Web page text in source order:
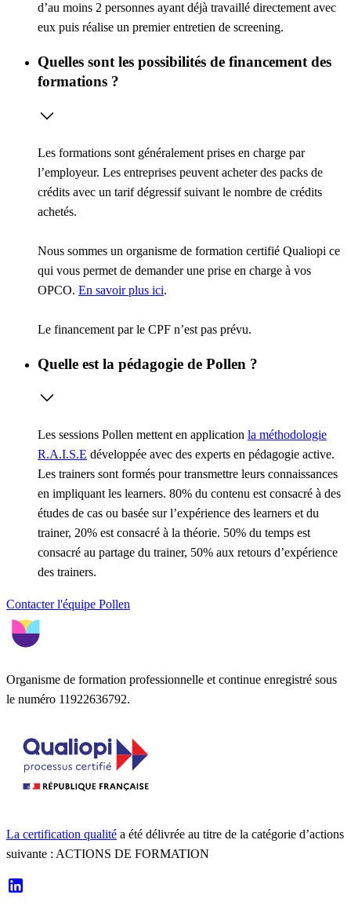
d’au moins 2 personnes ayant déjà travaillé directement avec
eux puis réalise un premier entretien de screening.
Quelles sont les possibilités de financement des
formations ?
Les formations sont généralement prises en charge par
l’employeur. Les entreprises peuvent acheter des packs de
crédits avec un tarif dégressif suivant le nombre de crédits
achetés.
Nous sommes un organisme de formation certifié Qualiopi ce
qui vous permet de demander une prise en charge à vos
OPCO. En savoir plus ici.
Le financement par le CPF n’est pas prévu.
Quelle est la pédagogie de Pollen ?
Les sessions Pollen mettent en application la méthodologie
R.A.I.S.E développée avec des experts en pédagogie active.
Les trainers sont formés pour transmettre leurs connaissances
en impliquant les learners. 80% du contenu est consacré à des
études de cas ou basée sur l’expérience des learners et du
trainer, 20% est consacré à la théorie. 50% du temps est
consacré au partage du trainer, 50% aux retours d’expérience
des trainers.
Contacter l'équipe Pollen
Organisme de formation professionnelle et continue enregistré sous
le numéro 11922636792.
La certification qualité a été délivrée au titre de la catégorie d’actions
suivante : ACTIONS DE FORMATION